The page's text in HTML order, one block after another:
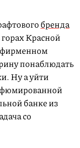
бренда
Красной
фирменном
понаблюдать
Ну а уйти
банке из
со